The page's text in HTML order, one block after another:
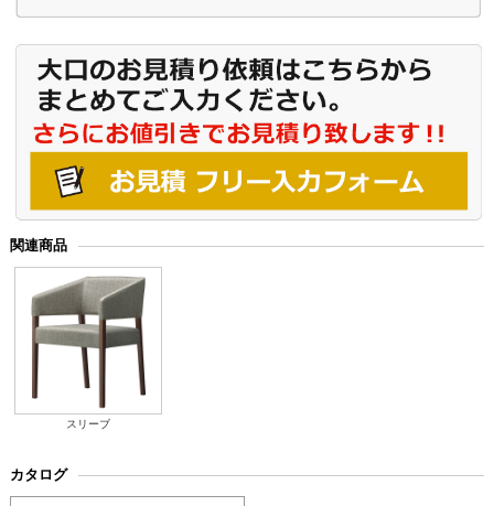
関連商品
スリーブ
カタログ